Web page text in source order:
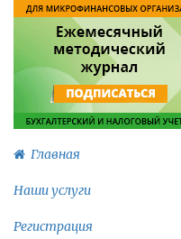
Главная
Наши услуги
Регистрация